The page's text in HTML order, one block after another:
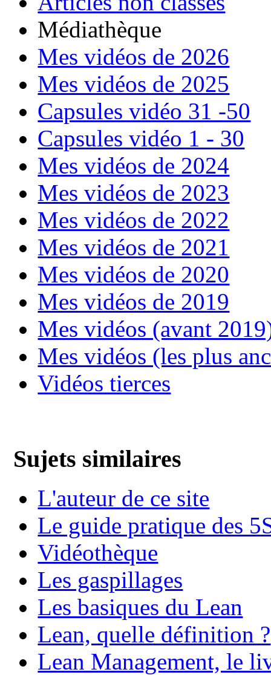
Médiathèque
Mes vidéos de 2026
Mes vidéos de 2025
Capsules vidéo 31 -50
Capsules vidéo 1 - 30
Mes vidéos de 2024
Mes vidéos de 2023
Mes vidéos de 2022
Mes vidéos de 2021
Mes vidéos de 2020
Mes vidéos de 2019
Mes vidéos (avant
Mes vidéos (les plus
Vidéos tierces
Sujets similaires
L'auteur de ce site
Le guide pratique des
Vidéothèque
Les gaspillages
Les basiques du Lean
Lean, quelle définition ?
Lean Management, le